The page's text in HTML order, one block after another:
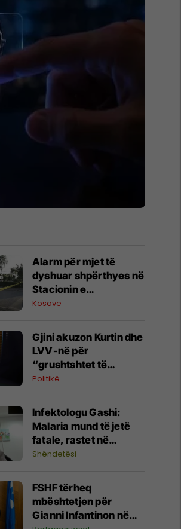
Alarm për mjet të
dyshuar shpërthyes në
Stacionin e
Autobusëve në
vendngjarje
Kosovë
Gjini akuzon Kurtin dhe
LVV-në për
“grushtshtet të
brendshëm”: Po
Politikë
​Infektologu Gashi:
Malaria mund të jetë
fatale, rastet në
Kosovë janë të
Shëndetësi
FSHF tërheq
mbështetjen për
Gianni Infantinon në